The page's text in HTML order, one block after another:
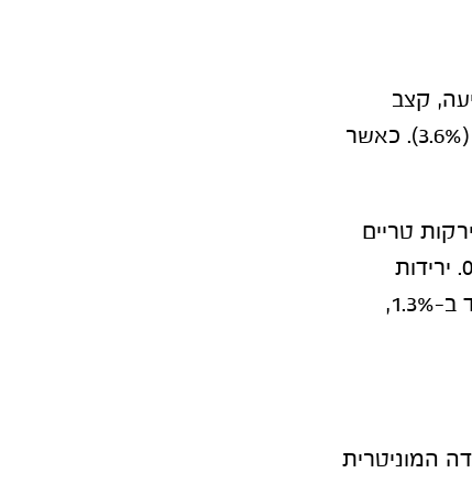
המפתיעה, קצב
האינפלציה השנתי התמתן מעט ועמד על 3.5%, ירידה קלה מחודש שעבר (3.6%). כאשר
בולטות נרשמו בסעיפי: הדירות החדשות אשר עלו ב-1.3%, ירקות טריים
שעלו ב-6.7%, שירותי חינוך שעלה ב-1.3% וריהוט וציוד לבית שעלה ב-0.6%. ירידות
מחירים בולטות נרשמו בסעיפי התחבורה שירד ב-2.6%, תרבות ובידור שירד ב-1.3%,
המוניטרית